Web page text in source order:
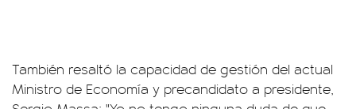
También resaltó la capacidad de gestión del actual
Ministro de Economía y precandidato a presidente,